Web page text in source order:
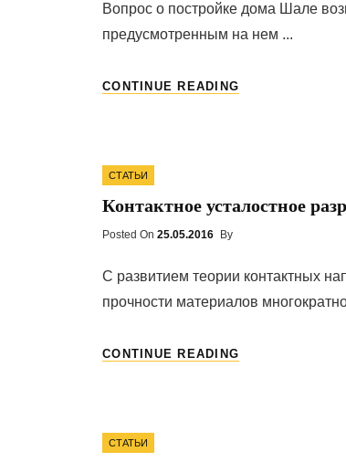
Вопрос о постройке дома Шале
предусмотренным на нем ...
CONTINUE READING
Categories
СТАТЬИ
Контактное усталостное
Posted On Posted
25.05.2016 By
С развитием теории контактных
прочности материалов
CONTINUE READING
Categories
СТАТЬИ